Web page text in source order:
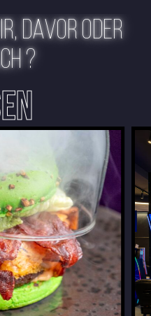
DAVOR ODER
?